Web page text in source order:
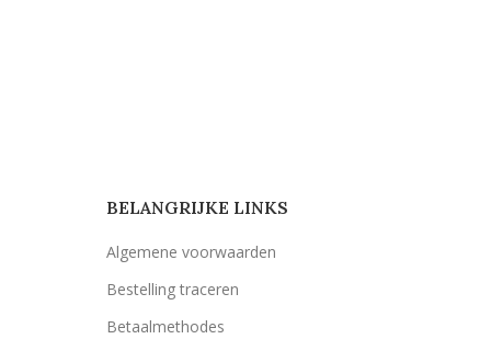
BELANGRIJKE LINKS
Algemene voorwaarden
Bestelling traceren
Betaalmethodes